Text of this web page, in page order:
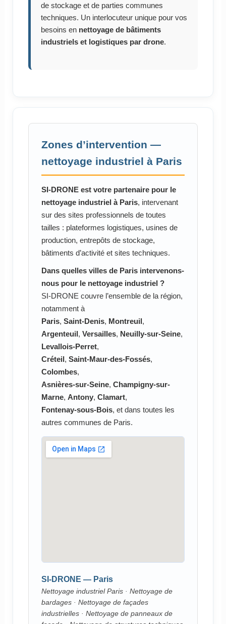
de stockage et de parties communes
techniques. Un interlocuteur unique pour vos
besoins en nettoyage de bâtiments
industriels et logistiques par drone.
Zones d’intervention —
nettoyage industriel à Paris
SI-DRONE est votre partenaire pour le
nettoyage industriel à Paris, intervenant
sur des sites professionnels de toutes
tailles : plateformes logistiques, usines de
production, entrepôts de stockage,
bâtiments d’activité et sites techniques.
Dans quelles villes de Paris intervenons-
nous pour le nettoyage industriel ?
SI-DRONE couvre l’ensemble de la région,
notamment à
Paris, Saint-Denis, Montreuil,
Argenteuil, Versailles, Neuilly-sur-Seine,
Levallois-Perret,
Créteil, Saint-Maur-des-Fossés,
Colombes,
Asnières-sur-Seine, Champigny-sur-
Marne, Antony, Clamart,
Fontenay-sous-Bois, et dans toutes les
autres communes de Paris.
SI-DRONE — Paris
Nettoyage industriel Paris · Nettoyage de
bardages · Nettoyage de façades
industrielles · Nettoyage de panneaux de